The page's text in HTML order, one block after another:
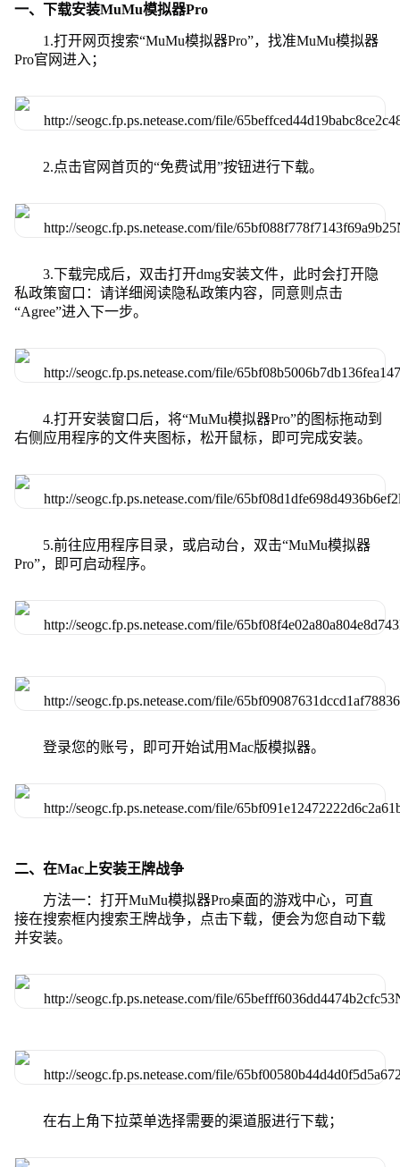
一、下载安装MuMu模拟器Pro
1.打开网页搜索“MuMu模拟器Pro”，找准MuMu模拟器
Pro官网进入；
2.点击官网首页的“免费试用”按钮进行下载。
3.下载完成后，双击打开dmg安装文件，此时会打开隐
私政策窗口：请详细阅读隐私政策内容，同意则点击
“Agree”进入下一步。
4.打开安装窗口后，将“MuMu模拟器Pro”的图标拖动到
右侧应用程序的文件夹图标，松开鼠标，即可完成安装。
5.前往应用程序目录，或启动台，双击“MuMu模拟器
Pro”，即可启动程序。
登录您的账号，即可开始试用Mac版模拟器。
二、在Mac上安装王牌战争
方法一：打开MuMu模拟器Pro桌面的游戏中心，可直
接在搜索框内搜索王牌战争，点击下载，便会为您自动下载
并安装。
在右上角下拉菜单选择需要的渠道服进行下载；